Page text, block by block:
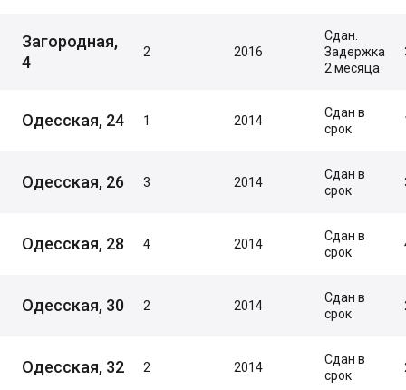
Загородная,
4
2 2016
Сдан.
Задержка
2 месяца
Одесская, 24 1 2014
Сдан в
срок
Одесская, 26 3 2014
Сдан в
срок
Одесская, 28 4 2014
Сдан в
срок
Одесская, 30 2 2014
Сдан в
срок
Одесская, 32 2 2014
Сдан в
срок